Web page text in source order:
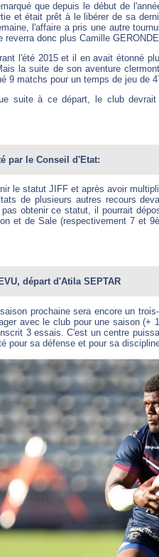
que depuis le début de
et était prêt à le libérer de sa
l'affaire a pris une autre
reverra donc plus Camille
l'été 2015 et il en avait étonné
la suite de son aventure
9 matchs pour un temps de jeu de
suite à ce départ, le club
par le Conseil d'Etat:
le statut JIFF et après avoir
de plusieurs autres recours
obtenir ce statut, il pourrait
et de Sale (respectivement 7 et
départ d'Atila SEPTAR
prochaine sera encore un
avec le club pour une saison
3 essais. C'est un centre
pour sa défense et pour sa